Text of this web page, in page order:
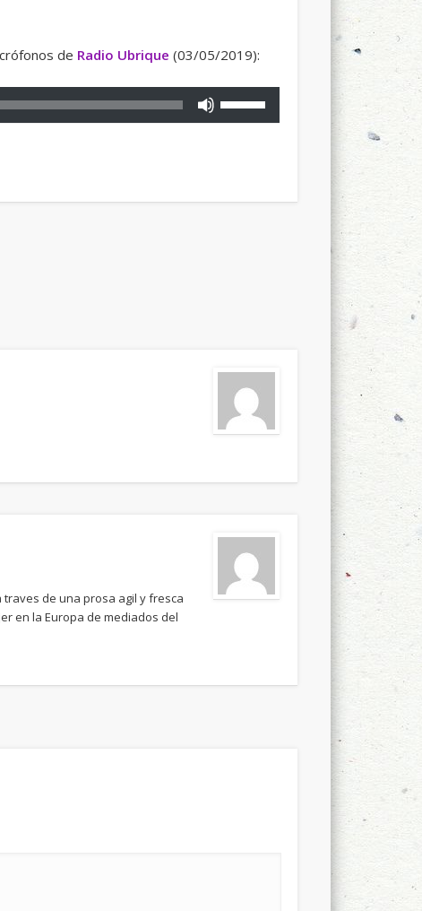
de Radio Ubrique (03/05/2019):
arriba/abajo
de una prosa agil y fresca
en la Europa de mediados del